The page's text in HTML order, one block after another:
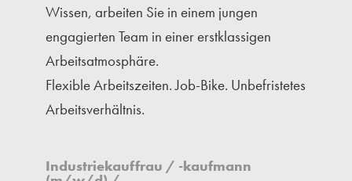
Wissen, arbeiten Sie in einem jungen
engagierten Team in einer erstklassigen
Arbeitsatmosphäre.
Flexible Arbeitszeiten. Job-Bike. Unbefristetes
Arbeitsverhältnis.
Industriekauffrau / -kaufmann